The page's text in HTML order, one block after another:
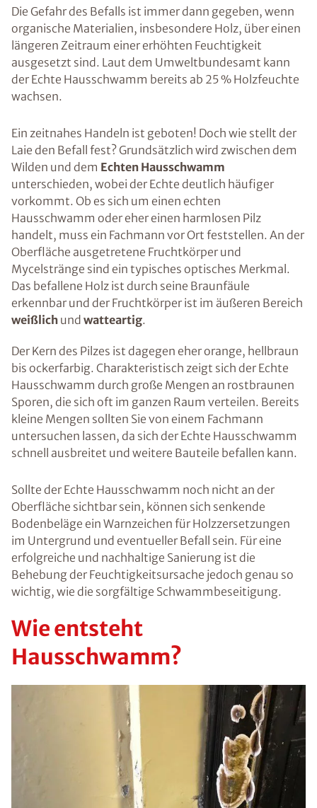
Die Gefahr des Befalls ist immer dann gegeben, wenn
organische Materialien, insbesondere Holz, über einen
längeren Zeitraum einer erhöhten Feuchtigkeit
ausgesetzt sind. Laut dem Umweltbundesamt kann
der Echte Hausschwamm bereits ab 25 % Holzfeuchte
wachsen.
Ein zeitnahes Handeln ist geboten! Doch wie stellt der
Laie den Befall fest? Grundsätzlich wird zwischen dem
Wilden und dem Echten Hausschwamm
unterschieden, wobei der Echte deutlich häufiger
vorkommt. Ob es sich um einen echten
Hausschwamm oder eher einen harmlosen Pilz
handelt, muss ein Fachmann vor Ort feststellen. An der
Oberfläche ausgetretene Fruchtkörper und
Mycelstränge sind ein typisches optisches Merkmal.
Das befallene Holz ist durch seine Braunfäule
erkennbar und der Fruchtkörper ist im äußeren Bereich
weißlich und watteartig.
Der Kern des Pilzes ist dagegen eher orange, hellbraun
bis ockerfarbig. Charakteristisch zeigt sich der Echte
Hausschwamm durch große Mengen an rostbraunen
Sporen, die sich oft im ganzen Raum verteilen. Bereits
kleine Mengen sollten Sie von einem Fachmann
untersuchen lassen, da sich der Echte Hausschwamm
schnell ausbreitet und weitere Bauteile befallen kann.
Sollte der Echte Hausschwamm noch nicht an der
Oberfläche sichtbar sein, können sich senkende
Bodenbeläge ein Warnzeichen für Holzzersetzungen
im Untergrund und eventueller Befall sein. Für eine
erfolgreiche und nachhaltige Sanierung ist die
Behebung der Feuchtigkeitsursache jedoch genau so
wichtig, wie die sorgfältige Schwammbeseitigung.
Wie entsteht
Hausschwamm?